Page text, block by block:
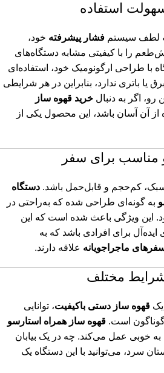
استفاده
لطف سیستم فشار پیشرفته خود،
را با کیفیتی مشابه دستگاه‌های
با طراحی ارگونومیک خود، استفاده‌ای
یا باتری ندارد، بنابراین در هر شرایطی
رو، اگر به دنبال خرید قهوه ساز
از آن آسان باشد، این محصول یکی از
مناسب برای سفر
سبک، کم‌حجم و قابل‌حمل باشد. دستگاه
به گونه‌ای طراحی شده که به‌راحتی در
این ویژگی باعث شده است که این
ایده‌آل برای افرادی باشد که به
ماجراجویانه علاقه دارند.
مختلف
قهوه ساز دستی باکیفیت، توانایی
است. قهوه ساز همراه استارسو
به خوبی عمل می‌کند. چه در یک بیابان
سرد، می‌توانید با این دستگاه یک